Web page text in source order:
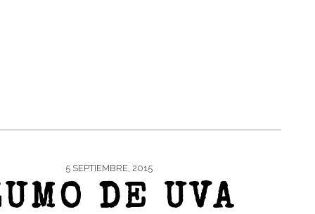
5 SEPTIEMBRE, 2015
DE UVA